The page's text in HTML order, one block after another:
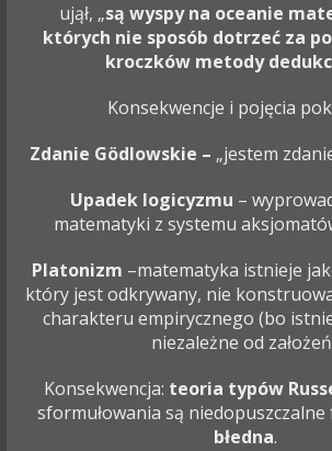
ujął, „są wyspy na oceanie
których nie sposób dotrzeć za
kroczków metody
Konsekwencje i pojęcia
Zdanie Gödlowskie – „jestem
Upadek logicyzmu –
matematyki z systemu
Platonizm –matematyka istnieje
który jest odkrywany, nie
charakteru empirycznego (bo
niezależne od
Konsekwencja: teoria typów
sformułowania są
błedna.